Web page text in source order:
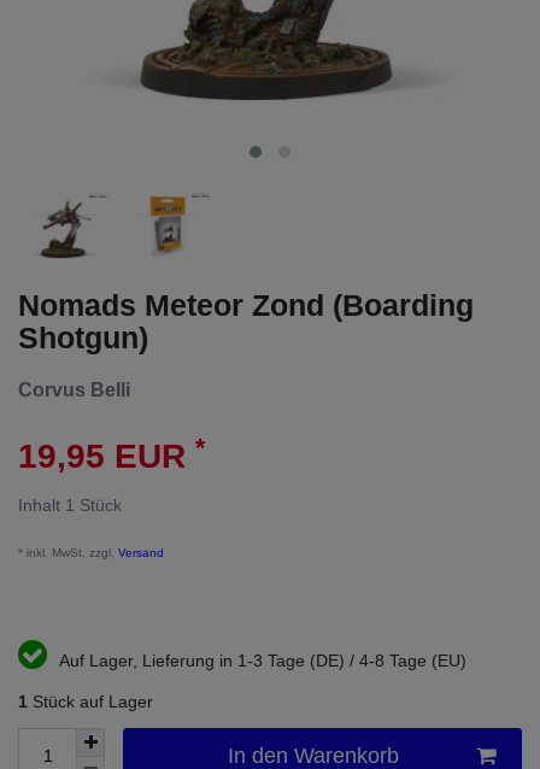
Nomads Meteor Zond (Boarding
Shotgun)
Corvus Belli
19,95 EUR *
Inhalt 1 Stück
* inkl. MwSt. zzgl. Versand
Auf Lager, Lieferung in 1-3 Tage (DE) / 4-8 Tage (EU)
1 Stück auf Lager
In den Warenkorb